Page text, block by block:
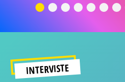
significato
del
INTERVISTE